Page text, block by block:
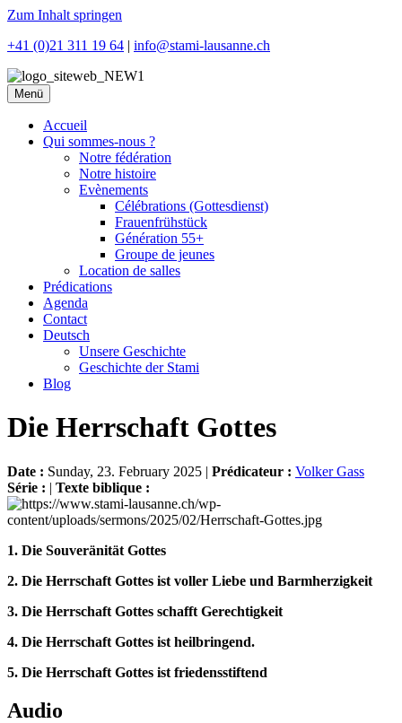
Zum Inhalt springen
+41 (0)21 311 19 64 | info@stami-lausanne.ch
Menü
Accueil
Qui sommes-nous ?
Notre fédération
Notre histoire
Evènements
Célébrations (Gottesdienst)
Frauenfrühstück
Génération 55+
Groupe de jeunes
Location de salles
Prédications
Agenda
Contact
Deutsch
Unsere Geschichte
Geschichte der Stami
Blog
Die Herrschaft Gottes
Date : Sunday, 23. February 2025 | Prédicateur : Volker Gass
Série : | Texte biblique :
1. Die Souveränität Gottes
2. Die Herrschaft Gottes ist voller Liebe und Barmherzigkeit
3. Die Herrschaft Gottes schafft Gerechtigkeit
4. Die Herrschaft Gottes ist heilbringend.
5. Die Herrschaft Gottes ist friedensstiftend
Audio